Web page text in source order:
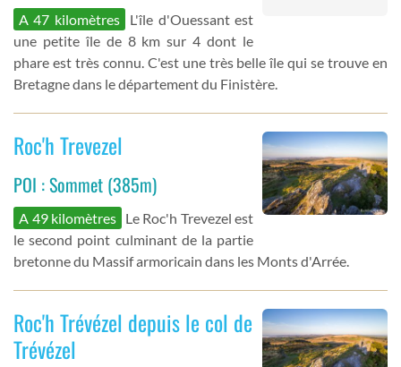
A 47 kilomètres
L'île d'Ouessant est
une petite île de 8 km sur 4 dont le
phare est très connu. C'est une très belle île qui se trouve en
Bretagne dans le département du Finistère.
Roc'h Trevezel
POI : Sommet (385m)
A 49 kilomètres Le Roc'h Trevezel est
le second point culminant de la partie
bretonne du Massif armoricain dans les Monts d'Arrée.
Roc'h Trévézel depuis le col de
Trévézel